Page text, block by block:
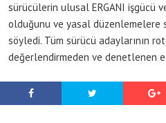
sürücülerin ulusal ERGANI işgücü
olduğunu ve yasal düzenlemelere
söyledi. Tüm sürücü adaylarının
değerlendirmeden ve denetlenen